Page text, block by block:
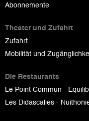
Abonnemente
Theater und Zufahrt
Zufahrt
Mobilität und
Die Restaurants
Le Point Commun -
Les Didascalies -